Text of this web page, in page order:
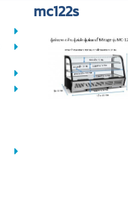
mc122s